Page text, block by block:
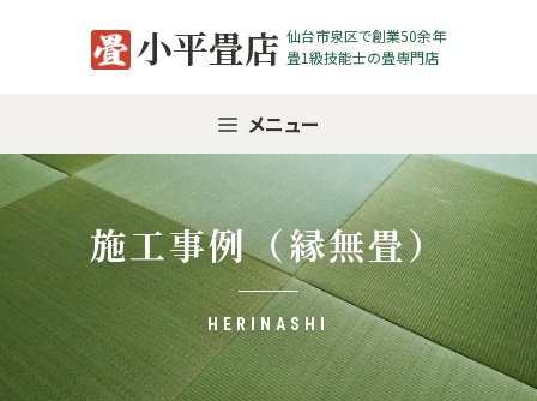
小平畳店 仙台市泉区で創業50余年
畳1級技能士の畳専門店
メニュー
施工事例（縁無畳）
HERINASHI